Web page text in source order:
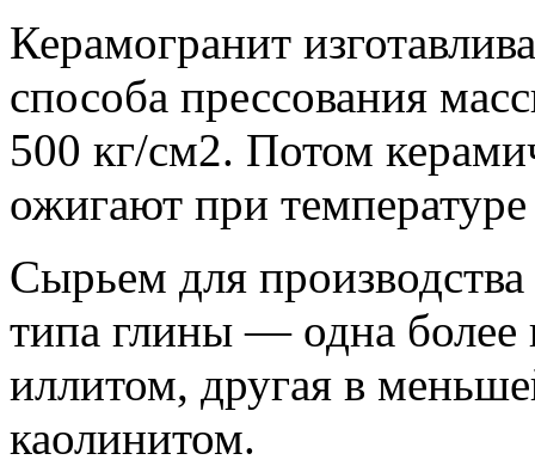
Керамогранит
способа прессования
500 кг/см2. Потом
ожигают при
Сырьем для
типа глины — одна более
иллитом, другая в
каолинитом.